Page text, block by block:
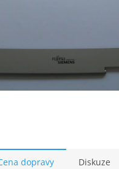
dopravy Diskuze